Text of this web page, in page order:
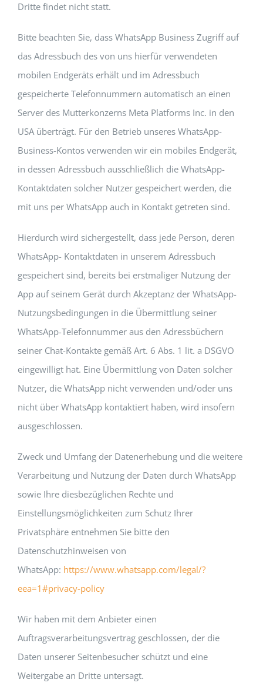
Dritte findet nicht statt.
Bitte beachten Sie, dass WhatsApp Business Zugriff auf
das Adressbuch des von uns hierfür verwendeten
mobilen Endgeräts erhält und im Adressbuch
gespeicherte Telefonnummern automatisch an einen
Server des Mutterkonzerns Meta Platforms Inc. in den
USA überträgt. Für den Betrieb unseres WhatsApp-
Business-Kontos verwenden wir ein mobiles Endgerät,
in dessen Adressbuch ausschließlich die WhatsApp-
Kontaktdaten solcher Nutzer gespeichert werden, die
mit uns per WhatsApp auch in Kontakt getreten sind.
Hierdurch wird sichergestellt, dass jede Person, deren
WhatsApp- Kontaktdaten in unserem Adressbuch
gespeichert sind, bereits bei erstmaliger Nutzung der
App auf seinem Gerät durch Akzeptanz der WhatsApp-
Nutzungsbedingungen in die Übermittlung seiner
WhatsApp-Telefonnummer aus den Adressbüchern
seiner Chat-Kontakte gemäß Art. 6 Abs. 1 lit. a DSGVO
eingewilligt hat. Eine Übermittlung von Daten solcher
Nutzer, die WhatsApp nicht verwenden und/oder uns
nicht über WhatsApp kontaktiert haben, wird insofern
ausgeschlossen.
Zweck und Umfang der Datenerhebung und die weitere
Verarbeitung und Nutzung der Daten durch WhatsApp
sowie Ihre diesbezüglichen Rechte und
Einstellungsmöglichkeiten zum Schutz Ihrer
Privatsphäre entnehmen Sie bitte den
Datenschutzhinweisen von
WhatsApp: https://www.whatsapp.com/legal/?
eea=1#privacy-policy
Wir haben mit dem Anbieter einen
Auftragsverarbeitungsvertrag geschlossen, der die
Daten unserer Seitenbesucher schützt und eine
Weitergabe an Dritte untersagt.